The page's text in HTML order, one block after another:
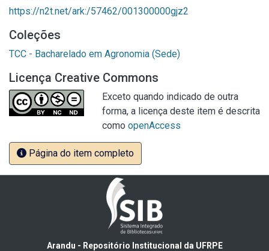
https://n2t.net/ark:/57462/001300000gjz2
Coleções
TCC - Bacharelado em Agronomia (Sede)
Licença Creative Commons
Exceto quando indicado de outra
forma, a licença deste item é descrita
como openAccess
Página do item completo
Arandu - Repositório Institucional da UFRPE